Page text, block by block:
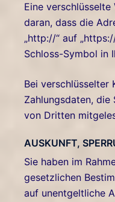
Eine
daran, dass die
„http://“ auf
Schloss-Symbol in
Bei verschlüsselter
Zahlungsdaten, die
von Dritten
AUSKUNFT,
Sie haben im
gesetzlichen
auf unentgeltliche